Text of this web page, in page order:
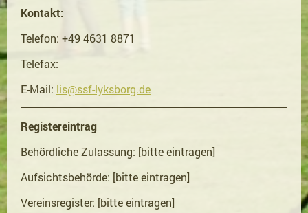
Kontakt:
Telefon: +49 4631 8871
Telefax:
E-Mail: lis@ssf-lyksborg.de
Registereintrag
Behördliche Zulassung: [bitte eintragen]
Aufsichtsbehörde: [bitte eintragen]
Vereinsregister: [bitte eintragen]